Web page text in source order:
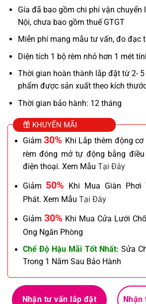
Gía đã bao gồm chi phí vận chuyển
Nội, chưa bao gồm thuế GTGT
Miễn phí mang mẫu tư vấn, đo đạc
Diện tích 1 bộ rèm nhỏ hơn 1 mét
Thời gian hoàn thành lắp đặt từ 2-
phẩm được sản xuất theo kích
Thời gian bảo hành: 12 tháng
KHUYẾN MÃI
Giảm30% Khi Lắp thêm động
rèm đóng mở tự động bằng
điện thoại. Xem Mẫu Tại Đây
Giảm 50% Khi Mua Giàn Phơi
Phát. Xem Mẫu Tại Đây
Giảm 30% Khi Mua Cửa Lưới
Ong Ngăn Phòng
Chế Độ Hậu Mãi Tốt Nhất: Sửa
Trong 1 Năm Sau Bảo Hành
Nhận tư vấn lắp đặt